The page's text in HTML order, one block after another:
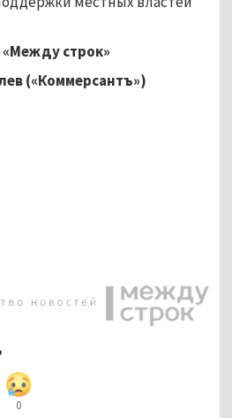
«Между строк»
(«Коммерсантъ»)
0